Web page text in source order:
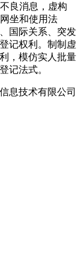
良消息，虚构
坐和使用法
国际关系、突发
记权利。制制虚
，模仿实人批量
记法式。
息技术有限公司